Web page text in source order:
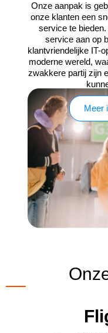
Onze aanpak is
onze klanten een
service te
service aan op
klantvriendelijke IT-
moderne wereld,
zwakkere partij zijn
Meer